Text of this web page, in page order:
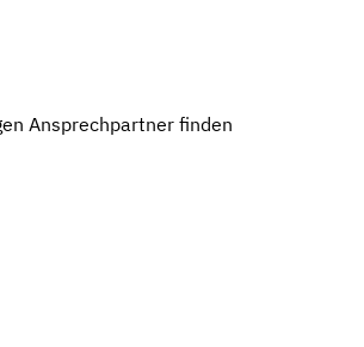
Ansprechpartner finden